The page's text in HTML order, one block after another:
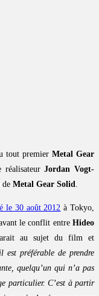
tout premier Metal Gear
réalisateurJordan Vogt-
de Metal Gear Solid.
le 30 août 2012 à Tokyo,
le conflit entre Hideo
au sujet du film et
préférable de prendre
quelqu’un qui n’a pas
particulier. C’est à partir